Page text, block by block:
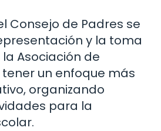
Consejo de Padres se
y la toma
Asociación de
un enfoque más
organizando
para la